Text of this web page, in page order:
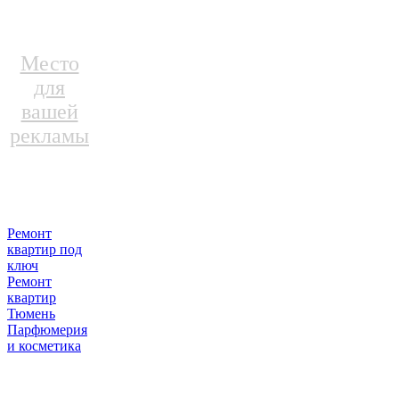
Место
для
вашей
рекламы
Ремонт
квартир под
ключ
Ремонт
квартир
Тюмень
Парфюмерия
и косметика